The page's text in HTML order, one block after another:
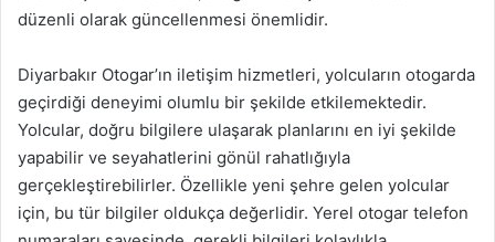
düzenli olarak güncellenmesi önemlidir.
Diyarbakır Otogar’ın iletişim hizmetleri, yolcuların otogarda
geçirdiği deneyimi olumlu bir şekilde etkilemektedir.
Yolcular, doğru bilgilere ulaşarak planlarını en iyi şekilde
yapabilir ve seyahatlerini gönül rahatlığıyla
gerçekleştirebilirler. Özellikle yeni şehre gelen yolcular
için, bu tür bilgiler oldukça değerlidir. Yerel otogar telefon